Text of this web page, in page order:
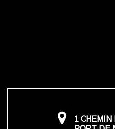
1 CHEMIN